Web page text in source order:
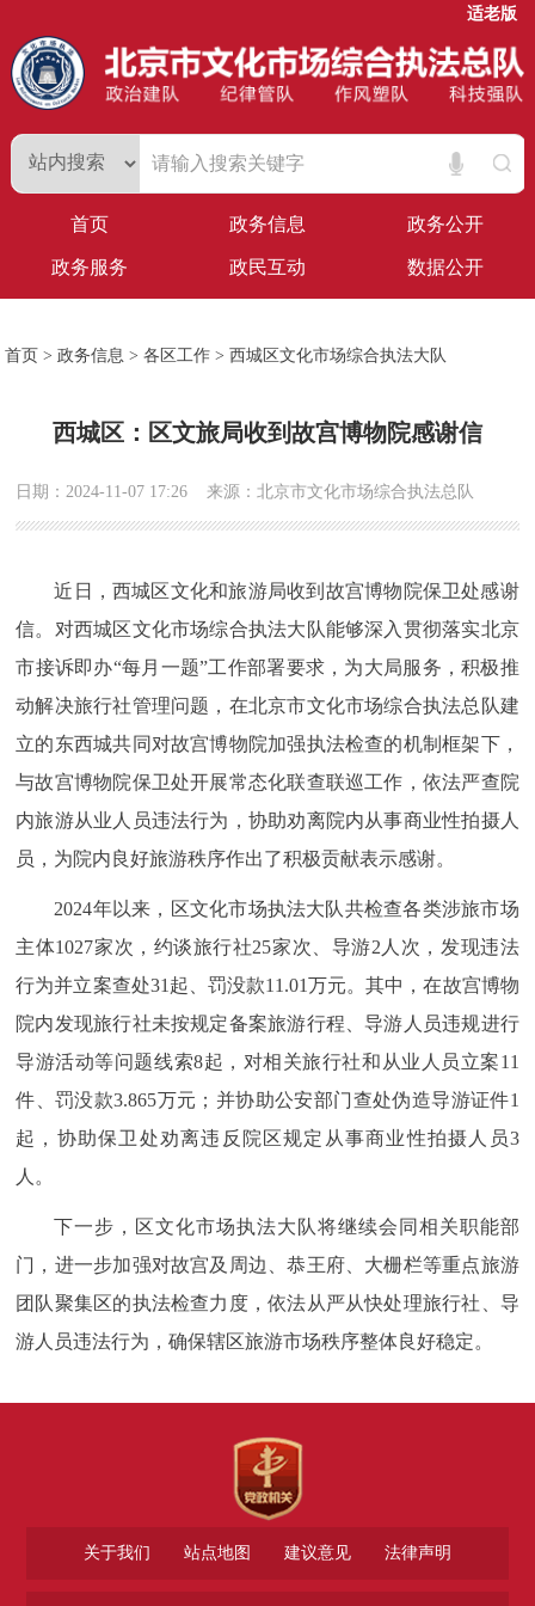
适老版
首页 政务信息 政务公开
政务服务 政民互动 数据公开
首页 >政务信息 >各区工作 > 西城区文化市场综合执法大队
西城区：区文旅局收到故宫博物院感谢信
日期：2024-11-07 17:26 来源：北京市文化市场综合执法总队
近日，西城区文化和旅游局收到故宫博物院保卫处感谢
信。对西城区文化市场综合执法大队能够深入贯彻落实北京
市接诉即办“每月一题”工作部署要求，为大局服务，积极推
动解决旅行社管理问题，在北京市文化市场综合执法总队建
立的东西城共同对故宫博物院加强执法检查的机制框架下，
与故宫博物院保卫处开展常态化联查联巡工作，依法严查院
内旅游从业人员违法行为，协助劝离院内从事商业性拍摄人
员，为院内良好旅游秩序作出了积极贡献表示感谢。
2024年以来，区文化市场执法大队共检查各类涉旅市场
主体1027家次，约谈旅行社25家次、导游2人次，发现违法
行为并立案查处31起、罚没款11.01万元。其中，在故宫博物
院内发现旅行社未按规定备案旅游行程、导游人员违规进行
导游活动等问题线索8起，对相关旅行社和从业人员立案11
件、罚没款3.865万元；并协助公安部门查处伪造导游证件1
起，协助保卫处劝离违反院区规定从事商业性拍摄人员3
人。
下一步，区文化市场执法大队将继续会同相关职能部
门，进一步加强对故宫及周边、恭王府、大栅栏等重点旅游
团队聚集区的执法检查力度，依法从严从快处理旅行社、导
游人员违法行为，确保辖区旅游市场秩序整体良好稳定。
关于我们 站点地图 建议意见 法律声明